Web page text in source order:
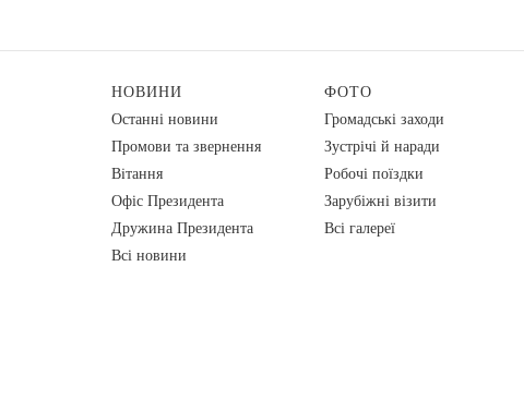
НОВИНИ
Останні новини
Промови та звернення
Вiтання
Офіс Президента
Дружина Президента
Всі новини
ФОТО
Громадські заходи
Зустрічі й наради
Робочі поїздки
Зарубіжні візити
Всі галереї